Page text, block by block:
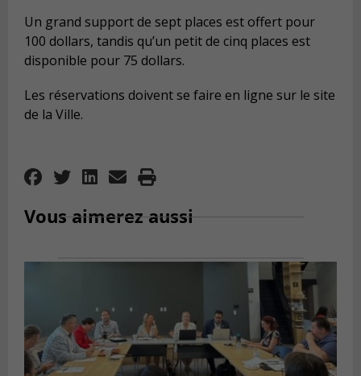
Un grand support de sept places est offert pour
100 dollars, tandis qu’un petit de cinq places est
disponible pour 75 dollars.
Les réservations doivent se faire en ligne sur le site
de la Ville.
Vous aimerez aussi